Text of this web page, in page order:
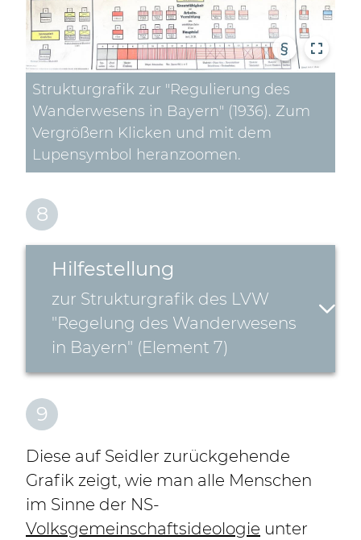
§
Strukturgrafik zur "Regulierung des
Wanderwesens in Bayern" (1936). Zum
Vergrößern Klicken und mit dem
Lupensymbol heranzoomen.
8
Hilfestellung
zur Strukturgrafik des LVW
"Regelung des Wanderwesens
in Bayern" (Element 7)
9
Diese auf Seidler zurückgehende
Grafik zeigt, wie man alle Menschen
im Sinne der NS-
Volksgemeinschaftsideologie unter